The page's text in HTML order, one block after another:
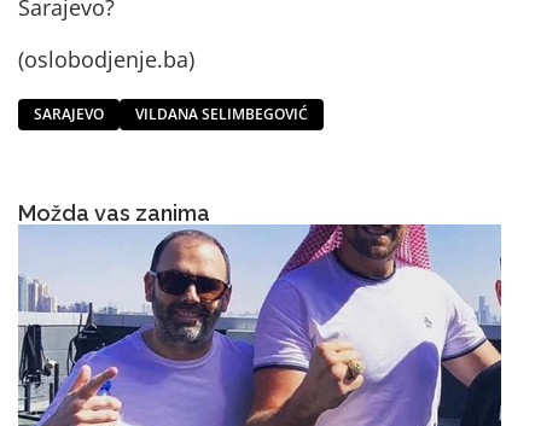
Sarajevo?
(oslobodjenje.ba)
SARAJEVO VILDANA SELIMBEGOVIĆ
Možda vas zanima